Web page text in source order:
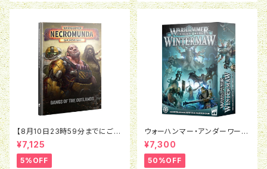
【8月10日23時59分までにご予
約で5％OFF】ネクロムンダ：ア
ウトランドのギャング（英語版）
¥7,125
5%OFF
ウォーハンマー・アンダーワール
ド:ウィンターモウ（日本語版）
¥7,300
50%OFF